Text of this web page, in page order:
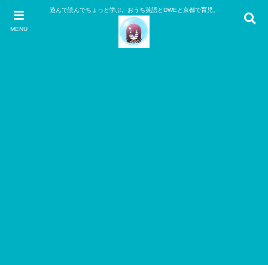
MENU
遊んで読んでちょっと学ぶ。おうち英語とDWEと京都で育児。